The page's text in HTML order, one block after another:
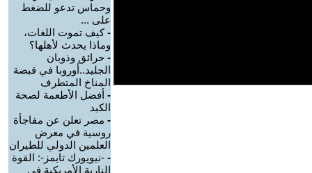
وحماس تدعو للضغط
على ...
-كيف تموت اللغات،
وماذا يحدث لأهلها؟
- حرائق وذوبان
الجليد..أوروبا في قبضة
المناخ المتطرف
- أفضل الأطعمة لصحة
الكبد
- مصر تعلن عن مفاجأة
روسية في معرض
العلمين الدولي للطيران
- -نيويورك تايمز-: القوة
النارية الأمريكية في